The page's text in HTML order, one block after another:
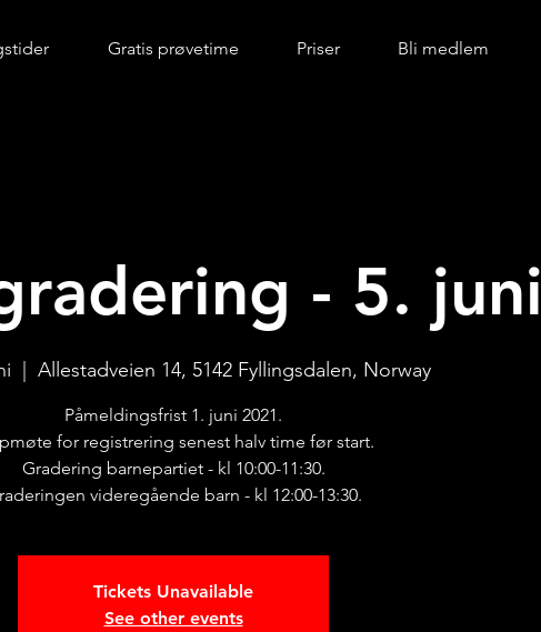
- 5. juni
Allestadveien 14, 5142 Fyllingsdalen, Norway
Påmeldingsfrist 1. juni 2021.
for registrering senest halv time før start.
Gradering barnepartiet - kl 10:00-11:30.
videregående barn - kl 12:00-13:30.
Tickets Unavailable
See other events
Gratis prøvetime Priser Bli medlem